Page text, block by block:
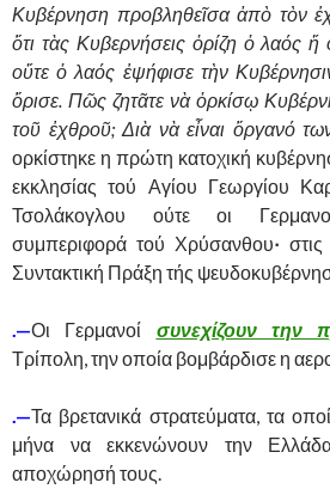
Κυβέρνηση προβληθεῖσα ἀπὸ τὸν
ὅτι τὰς Κυβερνήσεις ὁρίζη ὁ λαός
οὔτε ὁ λαός ἐψήφισε τὴν
ὅρισε. Πῶς ζητᾶτε νὰ ὁρκίσῳ
τοῦ ἐχθροῦ; Διὰ νὰ εἶναι ὄργανό
ορκίστηκε η πρώτη κατοχική
εκκλησίας τού Αγίου Γεωργίου
Τσολάκογλου ούτε οι
συμπεριφορά τού Χρύσανθου· στις
Συντακτική Πράξη τής
.—Οι Γερμανοί συνεχίζουν την
Τρίπολη, την οποία βομβάρδισε η
.—Τα βρετανικά στρατεύματα, τα
μήνα να εκκενώνουν την
αποχώρησή τους.